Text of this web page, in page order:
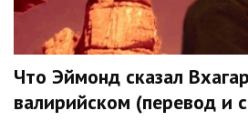
Что Эймонд сказал
валирийском (перевод и